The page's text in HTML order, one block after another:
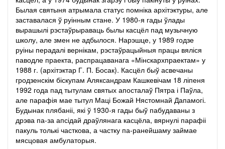
Былая святыня атрымала статус помніка архітэктуры, але
заставалася ў руінным стане. У 1980-я гады ўлады
вырашылі рэстаўрыраваць былы касцёл пад музычную
школу, але змен не адбылося. Нарэшце, у 1989 годзе
руіны перадалі вернікам, рэстаўрацыйныя працы вяліся
паводле праекта, распрацаванага «Мінскархпраектам» у
1988 г. (архітэктар Г. П. Босак). Касцёл быў асвечаны
гродзенскім біскупам Аляксандрам Кашкевічам 18 ліпеня
1992 года пад тытулам святых апосталаў Пятра і Паўла,
але парафія мае тытул Маці Божай Нястомнай Дапамогі.
Будынак плябаніі, які ў 1930-я гады быў пабудаваны з
дрэва па-за апсідай драўлянага касцёла, вярнулі парафіі
пакуль толькі часткова, а частку па-ранейшаму займае
мясцовая амбу­латорыя.